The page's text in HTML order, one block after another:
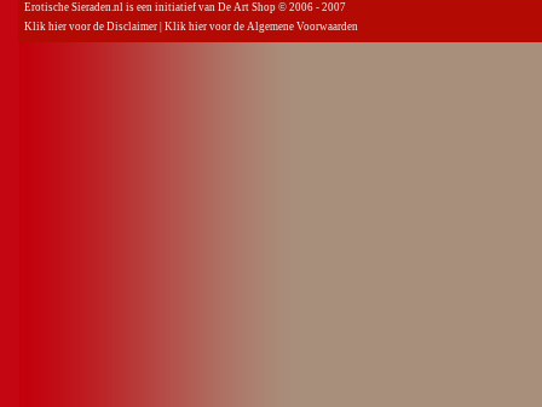
Erotische Sieraden.nl is een initiatief van De Art Shop © 2006 - 2007
Klik hier voor de Disclaimer Klik hier voor de Algemene Voorwaarden